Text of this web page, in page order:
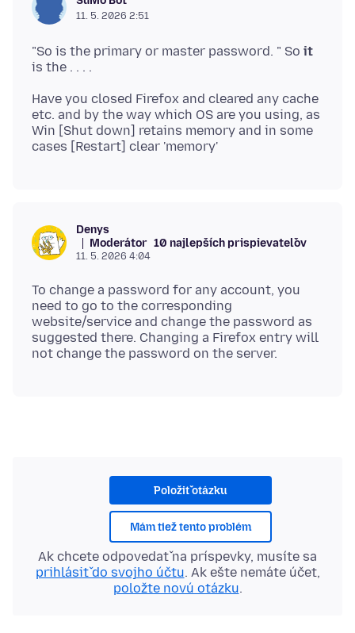
11. 5. 2026 2:51
"So is the primary or master password. " So it
Have you closed Firefox and cleared any cache
etc. and by the way which OS are you using, as
Win [Shut down] retains memory and in some
Denys
Moderátor 10 najlepších prispievateľov
11. 5. 2026 4:04
To change a password for any account, you
need to go to the corresponding
website/service and change the password as
suggested there. Changing a Firefox entry will
Položiť otázku
Mám tiež tento problém
Ak chcete odpovedať na príspevky, musíte sa
prihlásiť do svojho účtu. Ak ešte nemáte účet,
položte novú otázku.